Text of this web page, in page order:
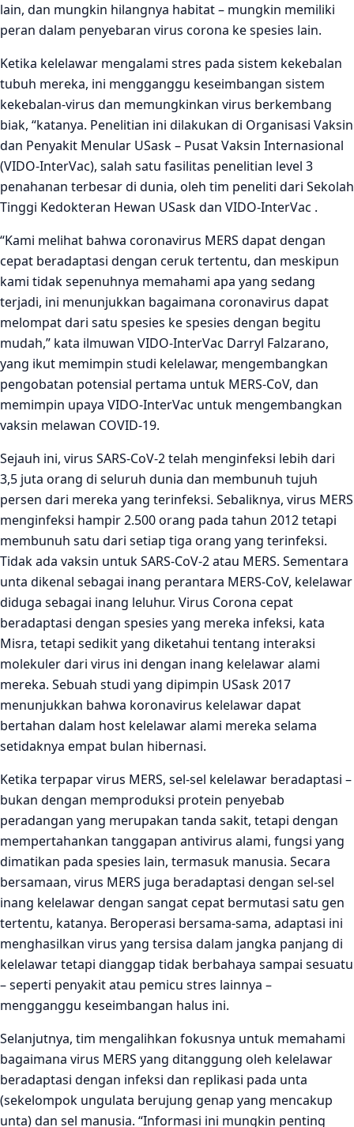
lain, dan mungkin hilangnya habitat – mungkin memiliki
peran dalam penyebaran virus corona ke spesies lain.
Ketika kelelawar mengalami stres pada sistem kekebalan
tubuh mereka, ini mengganggu keseimbangan sistem
kekebalan-virus dan memungkinkan virus berkembang
biak, “katanya. Penelitian ini dilakukan di Organisasi Vaksin
dan Penyakit Menular USask – Pusat Vaksin Internasional
(VIDO-InterVac), salah satu fasilitas penelitian level 3
penahanan terbesar di dunia, oleh tim peneliti dari Sekolah
Tinggi Kedokteran Hewan USask dan VIDO-InterVac .
“Kami melihat bahwa coronavirus MERS dapat dengan
cepat beradaptasi dengan ceruk tertentu, dan meskipun
kami tidak sepenuhnya memahami apa yang sedang
terjadi, ini menunjukkan bagaimana coronavirus dapat
melompat dari satu spesies ke spesies dengan begitu
mudah,” kata ilmuwan VIDO-InterVac Darryl Falzarano,
yang ikut memimpin studi kelelawar, mengembangkan
pengobatan potensial pertama untuk MERS-CoV, dan
memimpin upaya VIDO-InterVac untuk mengembangkan
vaksin melawan COVID-19.
Sejauh ini, virus SARS-CoV-2 telah menginfeksi lebih dari
3,5 juta orang di seluruh dunia dan membunuh tujuh
persen dari mereka yang terinfeksi. Sebaliknya, virus MERS
menginfeksi hampir 2.500 orang pada tahun 2012 tetapi
membunuh satu dari setiap tiga orang yang terinfeksi.
Tidak ada vaksin untuk SARS-CoV-2 atau MERS. Sementara
unta dikenal sebagai inang perantara MERS-CoV, kelelawar
diduga sebagai inang leluhur. Virus Corona cepat
beradaptasi dengan spesies yang mereka infeksi, kata
Misra, tetapi sedikit yang diketahui tentang interaksi
molekuler dari virus ini dengan inang kelelawar alami
mereka. Sebuah studi yang dipimpin USask 2017
menunjukkan bahwa koronavirus kelelawar dapat
bertahan dalam host kelelawar alami mereka selama
setidaknya empat bulan hibernasi.
Ketika terpapar virus MERS, sel-sel kelelawar beradaptasi –
bukan dengan memproduksi protein penyebab
peradangan yang merupakan tanda sakit, tetapi dengan
mempertahankan tanggapan antivirus alami, fungsi yang
dimatikan pada spesies lain, termasuk manusia. Secara
bersamaan, virus MERS juga beradaptasi dengan sel-sel
inang kelelawar dengan sangat cepat bermutasi satu gen
tertentu, katanya. Beroperasi bersama-sama, adaptasi ini
menghasilkan virus yang tersisa dalam jangka panjang di
kelelawar tetapi dianggap tidak berbahaya sampai sesuatu
– seperti penyakit atau pemicu stres lainnya –
mengganggu keseimbangan halus ini.
Selanjutnya, tim mengalihkan fokusnya untuk memahami
bagaimana virus MERS yang ditanggung oleh kelelawar
beradaptasi dengan infeksi dan replikasi pada unta
(sekelompok ungulata berujung genap yang mencakup
unta) dan sel manusia. “Informasi ini mungkin penting